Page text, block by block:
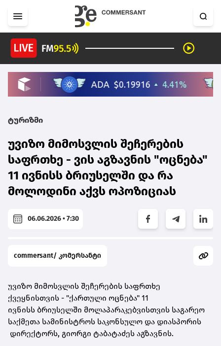
ტურიზმი
უვიზო მიმოსვლის შეჩერების
საფრთხე - ვის აგზავნის "ოცნება"
11 ივნისს ბრიუსელში და რა
მოლოდინი აქვს ოპოზიციას
06.06.2026 • 7:30
commersant/ კომერსანტი
უვიზო მიმოსვლის შეჩერების საფრთხე
ქვეყნისთვის - "ქართული ოცნება" 11
ივნისს ბრიუსელში მოლაპარაკებვისთვის საგარეო
საქმეთა სამინისტროს საკონსულო და დიასპორის
დირექტორს, გიორგი ტაბატაძეს აგზავნის.